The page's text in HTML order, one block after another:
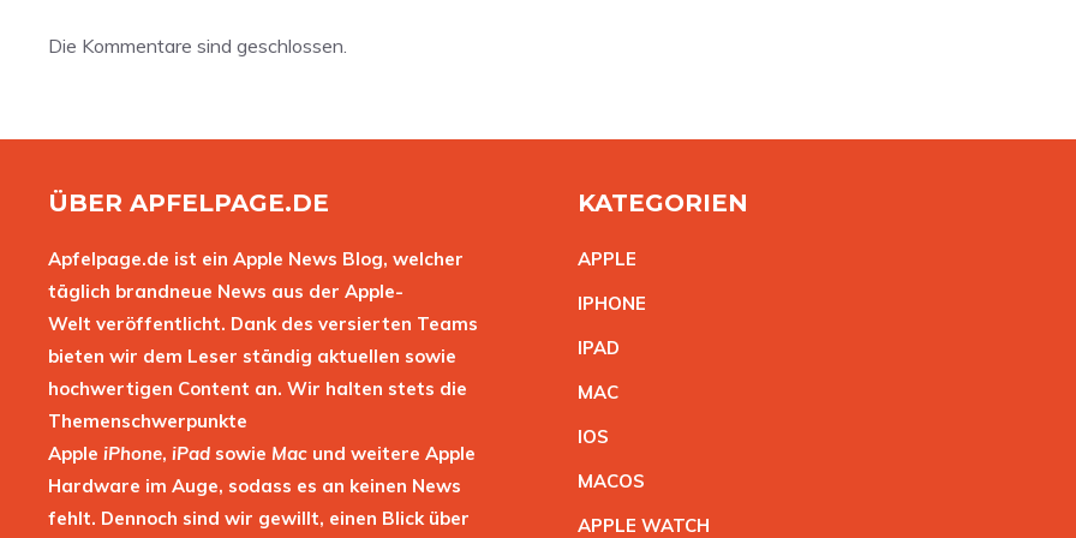
Die Kommentare sind geschlossen.
ÜBER APFELPAGE.DE
Apfelpage.de ist ein Apple News Blog, welcher
täglich brandneue News aus der Apple-
Welt veröffentlicht. Dank des versierten Teams
bieten wir dem Leser ständig aktuellen sowie
hochwertigen Content an. Wir halten stets die
Themenschwerpunkte
Apple iPhone, iPad sowie Mac und weitere Apple
Hardware im Auge, sodass es an keinen News
fehlt. Dennoch sind wir gewillt, einen Blick über
KATEGORIEN
APPLE
IPHONE
IPAD
MAC
IOS
MACOS
APPLE WATCH